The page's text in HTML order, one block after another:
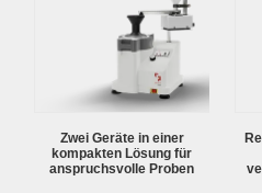
Zwei Geräte in einer
kompakten Lösung für
anspruchsvolle Proben